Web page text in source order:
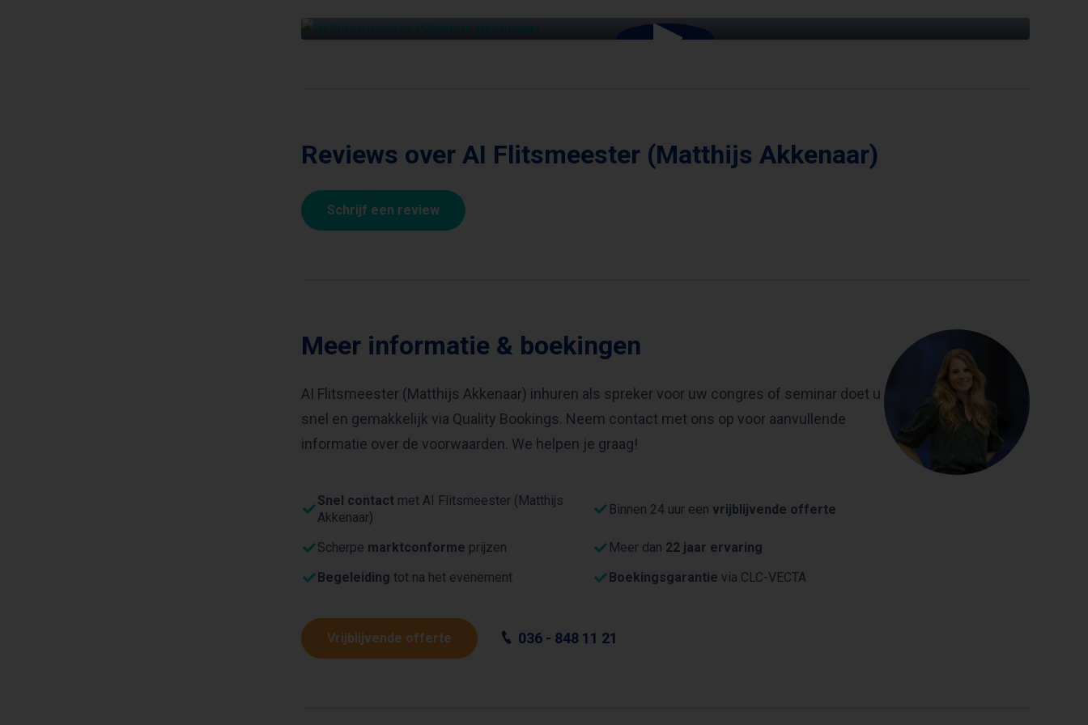
Reviews over AI Flitsmeester (Matthijs Akkenaar)
Schrijf een review
Meer informatie & boekingen
AI Flitsmeester (Matthijs Akkenaar) inhuren als spreker voor uw congres of seminar doet u
snel en gemakkelijk via Quality Bookings. Neem contact met ons op voor aanvullende
informatie over de voorwaarden. We helpen je graag!
Snel contact met AI Flitsmeester (Matthijs
Akkenaar)
Binnen 24 uur een vrijblijvende offerte
Scherpe marktconforme prijzen Meer dan 22 jaar ervaring
Begeleiding tot na het evenement Boekingsgarantie via CLC-VECTA
Vrijblijvende offerte 036 - 848 11 21